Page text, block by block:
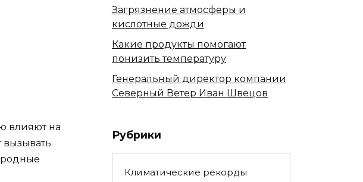
влияют на
Загрязнение атмосферы и
кислотные дожди
Какие продукты помогают
понизить температуру
Генеральный директор компании
Северный Ветер Иван Швецов
Рубрики
Климатические рекорды